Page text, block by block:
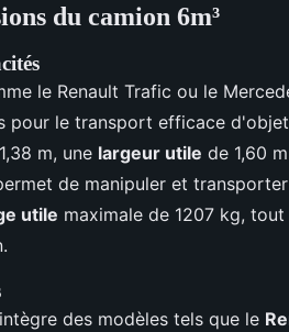
du camion 6m³
le Renault Trafic ou le
pour le transport efficace
m, une largeur utile de 1,60
de manipuler et
utile maximale de 1207 kg,
des modèles tels que le